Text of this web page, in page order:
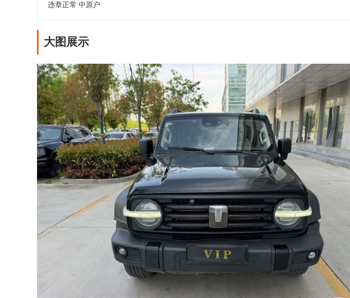
违章正常 中原户
大图展示